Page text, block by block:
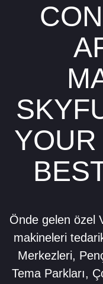
Önde gelen özel
makineleri
Merkezleri,
Tema Parkları,